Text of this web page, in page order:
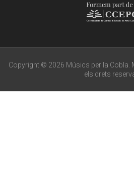
Copyright © 2026 Músics per la Cobla.
els drets